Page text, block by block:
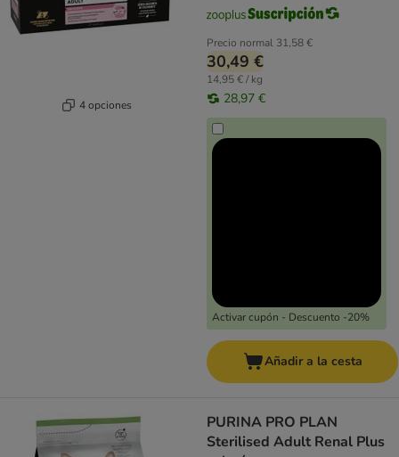
4 opciones
Precio normal 31,58 €
30,49 €
14,95 € / kg
28,97 €
Activar cupón - Descuento -20%
Añadir a la cesta
PURINA PRO PLAN
Sterilised Adult Renal Plus